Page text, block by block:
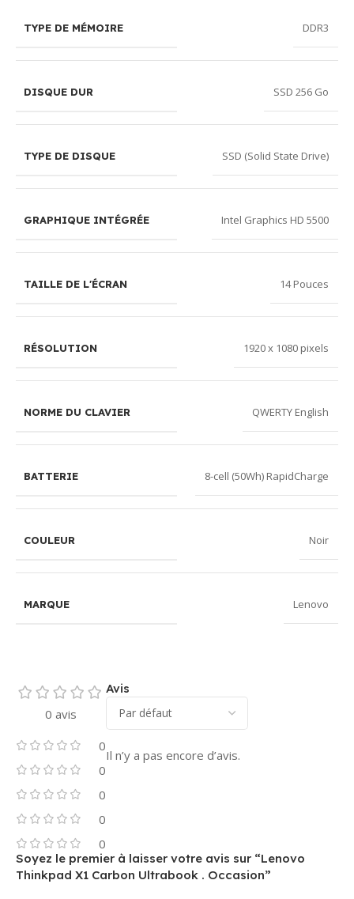
TYPE DE MÉMOIRE DDR3
DISQUE DUR SSD 256 Go
TYPE DE DISQUE SSD (Solid State Drive)
GRAPHIQUE INTÉGRÉE Intel Graphics HD 5500
TAILLE DE L'ÉCRAN 14 Pouces
RÉSOLUTION 1920 x 1080 pixels
NORME DU CLAVIER QWERTY English
BATTERIE 8-cell (50Wh) RapidCharge
COULEUR Noir
MARQUE Lenovo
0 avis
0
0
0
0
0
Avis
Il n’y a pas encore d’avis.
Soyez le premier à laisser votre avis sur “Lenovo
Thinkpad X1 Carbon Ultrabook . Occasion”